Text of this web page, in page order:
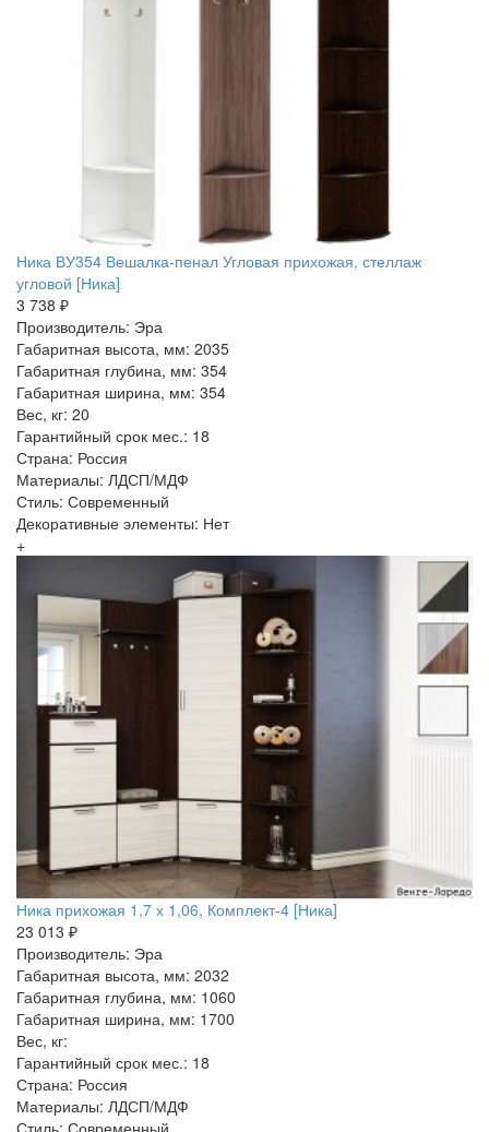
Ника ВУ354 Вешалка-пенал Угловая прихожая, стеллаж
угловой [Ника]
3 738 ₽
Производитель: Эра
Габаритная высота, мм: 2035
Габаритная глубина, мм: 354
Габаритная ширина, мм: 354
Вес, кг: 20
Гарантийный срок мес.: 18
Страна: Россия
Материалы: ЛДСП/МДФ
Стиль: Современный
Декоративные элементы: Нет
+
Ника прихожая 1,7 х 1,06, Комплект-4 [Ника]
23 013 ₽
Производитель: Эра
Габаритная высота, мм: 2032
Габаритная глубина, мм: 1060
Габаритная ширина, мм: 1700
Вес, кг:
Гарантийный срок мес.: 18
Страна: Россия
Материалы: ЛДСП/МДФ
Стиль: Современный